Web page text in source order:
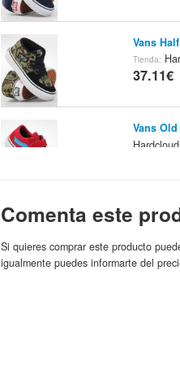
Vans
Tienda:
37.11€
Vans
Vans
43 EUR
37.17€
Comenta este
Si quieres comprar este producto
igualmente puedes informarte del